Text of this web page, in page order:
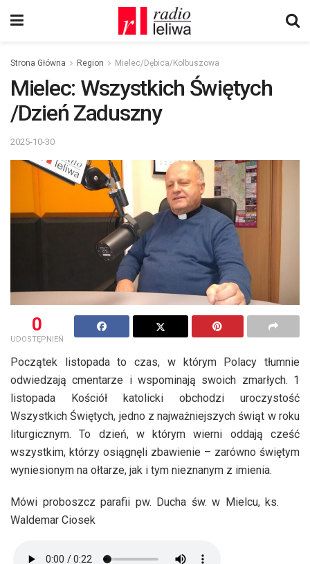
Strona Główna Region Mielec/Dębica/Kolbuszowa
Mielec: Wszystkich Świętych
/Dzień Zaduszny
2025-10-30
0
UDOSTĘPNIEŃ
Początek listopada to czas, w którym Polacy tłumnie
odwiedzają cmentarze i wspominają swoich zmarłych. 1
listopada Kościół katolicki obchodzi uroczystość
Wszystkich Świętych, jedno z najważniejszych świąt w roku
liturgicznym. To dzień, w którym wierni oddają cześć
wszystkim, którzy osiągnęli zbawienie – zarówno świętym
wyniesionym na ołtarze, jak i tym nieznanym z imienia.
Mówi proboszcz parafii pw. Ducha św. w Mielcu, ks.
Waldemar Ciosek